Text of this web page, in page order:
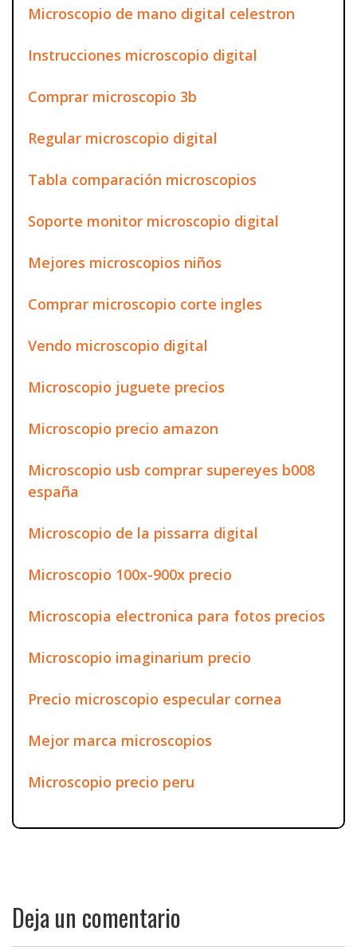
Microscopio de mano digital celestron
Instrucciones microscopio digital
Comprar microscopio 3b
Regular microscopio digital
Tabla comparación microscopios
Soporte monitor microscopio digital
Mejores microscopios niños
Comprar microscopio corte ingles
Vendo microscopio digital
Microscopio juguete precios
Microscopio precio amazon
Microscopio usb comprar supereyes b008
españa
Microscopio de la pissarra digital
Microscopio 100x-900x precio
Microscopia electronica para fotos precios
Microscopio imaginarium precio
Precio microscopio especular cornea
Mejor marca microscopios
Microscopio precio peru
Deja un comentario